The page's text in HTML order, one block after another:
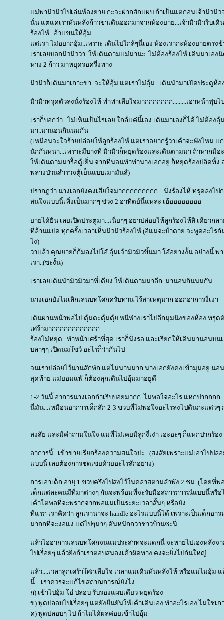
ม่พามิวมิวไปเล่นห้องยาย กะจะฝากสักแผบ ถ้าเป็นแต่ก่อนเจ้ามิวมิ
นั่น แต่แค่เราหันหลังก้าวขาเดินออกมาจากห้องยาย...เจ้ามิวมิวรีบเ
ร้องไห้...อ้าแขนให้อุ้ม
ต่เรา ไม่อยากอุ้ม..เพราะ เดินไปใกล้ๆนี่เอง ห้องเรากะห้องยายตรง
เราเลยบอกมิวมิวว่า..ให้เดินตามแม่มานะ..ไม่ต้องร้องไห้ เดินมาเอง
ห่าง 2 ก้าว มาหยุดรอครึ่งทาง
มิวมิวก็เดินมาเกาะขา..จะให้อุ้ม แต่เราไม่อุ้ม...เดินนำมาเปิดประตูห้
มิวมิวทรุดตัวลงนั่งร้องไห้ ทำท่าเสียใจมากกกกกกก.........เอาหน้าฟุบไ
เราก็บอกว่า...ไม่เห็นเป็นไรเลย ใกล้แค่นี้เอง เดินมาเองก็ได้ ไม่ต้อ
มา..มานอนกินนมกัน
(เหมือนจะใจร้ายปล่อยให้ลูกร้องไห้ แต่เราอยากรู้ว่าเค้าจะฟังไหม
นักกันหนา...เพราะมีบางที มิวมิวก็หยุดร้องและเดินตามมา ถ้าหากมีอ
ห้เดินตามมารื้อตู้เย็น จากที่นอนทำท่านางเอกอยู่ ก็หยุดร้องปลิดทิ้ง
พลางป่วนสำรวจตู้เย็นแบบเมามันส์)
ปรากฎว่า นางเอกยังคงเสียใจมากกกกกกกกก....นั่งร้องไห้ ทรุดลงไป
สนใจแบบนี้เพิ่งเป็นมากๆ ช่วง 2 อาทิตย์นี้แหละ เฮ้ออออออออ
ายได้ยิน เลยเปิดประตูมา...เนี่ยๆๆ อย่าปล่อยให้ลูกร้องไห้สิ เดี๋ยวก
ที่ล้านแปด ทุกครั้งเวลาเห็นมิวมิวร้องไห้.(อิแม่จะบ้าตาย จะพูดอะไรกั
ไง)
ว่าแล้ว คุณยายก็ก้มลงไปโอ๋ อุ้มเจ้ามิวมิวขึ้นมา โอ๋อย่างงั้น อย่างนี้ พ
เรา..(ซะงั้น)
เราเลยเดินนำมิวมิวมาที่เตียง ให้เดินตามมาอีก..มานอนกินนมกัน
นางเอกยังไม่เลิกเล่นบทโศกครับท่าน ไร้สาเหตุมาก ออกอาการงี่เง่า
เดินผ่านหน้าพ่อไป ตุ้มตะตุ้มตุ้ย หนีห่างเราไปอีกมุมนึงของห้อง ทรุด
เศร้ามากกกกกกกกกกกก
ร้องไม่หยุด...ทำหน้าเศร้าที่สุด เราก็นั่งรอ และเรียกให้เดินมานอนบน
บลาๆๆ เปิดนมโชว์ อะไรก็ว่ากันไป
จนเราปล่อยไว้นานสักพัก แต่ไม่นานมาก นางเอกยังคงเข้ามุมอยู่ นอ
สุดท้าย แม่ยอมแพ้ ก็ต้องลุกเดินไปอุ้มมาอยู่ดี
1-2 วันนี้ อาการนางเอกกำเริบบ่อยมากก..ไม่พอใจอะไร แหกปากกกก
นี่มัน...เหมือนอาการเด็กสัก 2-3 ขวบที่ไม่พอใจอะไรลงไปดินกะแด่วๆ
สงสัย และมีคำถามในใจ แม่ที่ไม่เคยมีลูกงี่เง่า เอะอะๆ ก็แหกปากร้อง
อาการนี้...เข้าข่ายเรียกร้องความสนใจปะ...(สงสัยเพราะแม่เอาไปปล่
บบนี้ เลยต้องการชดเชยด้วยอะไรสักอย่าง)
การเอาเด็ก อายุ 1 ขวบครึ่งไปส่งไว้ในคลาสตามลำพัง 2 ชม. (โดยที่
เด็กแต่ละคนมีที่มาต่างๆ กันจะพร้อมที่จะรับมือสถารการณ์แบบนี้หรือ
เค้าโตพอที่จะพรากจากพ่อแม่เป็นระยะเวลาสั้นๆ หรือยัง
ทีแรก เราคิดว่า ลูกเราน่าจะ handle อะไรแบบนี้ได้ เพราะเป็นเด็ก
มากกที่จะงอแง แต่ไปๆมาๆ ดันหนักกว่าชาวบ้านซะนี่
ล้วไอ่อาการเล่นบทโศกจนแม่ประสาทจะแดกนี่ จะหายไปเองหลังจ
ไปเรื่อยๆ แล้วยิ่งถ้าเราตอบสนองเค้าผิดทาง คงจะยิ่งไปกันใหญ่
ล้ว....เวลาลูกเศร้าโศกเสียใจ เวลาแม่เดินหันหลังให้ หรือแม่ไม่อุ้ม
นี้....เราควรจะแก้ไขสถาณการณ์ยังไง
ก) เข้าไปอุ้ม โอ๋ ปลอบ รับรองแผบเดียว หยุดร้อง
ข) พูดปลอบไปเรื่อยๆ แต่ยังยืนยันให้เค้าเดินเอง ทำอะไรเอง ไม่ใช่เ
ค) พูดปลอบๆ ไป ถ้าไม่ได้ผลค่อยเข้าไปอุ้ม